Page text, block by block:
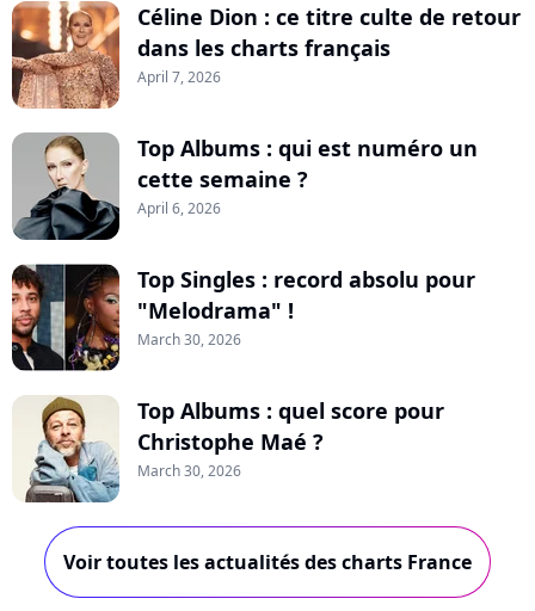
Céline Dion : ce titre culte de retour
dans les charts français
April 7, 2026
Top Albums : qui est numéro un
cette semaine ?
April 6, 2026
Top Singles : record absolu pour
"Melodrama" !
March 30, 2026
Top Albums : quel score pour
Christophe Maé ?
March 30, 2026
Voir toutes les actualités des charts France